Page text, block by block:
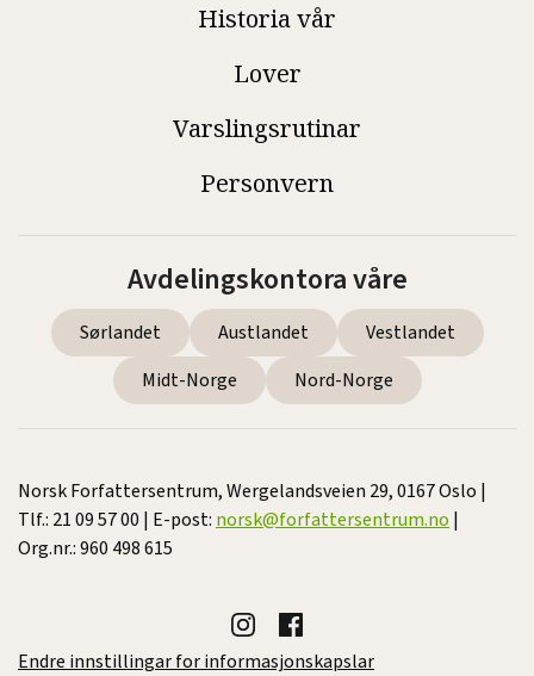
Historia vår
Lover
Varslingsrutinar
Personvern
Avdelingskontora våre
Sørlandet Austlandet
Vestlandet
Midt-Norge
Nord-Norge
Norsk Forfattersentrum, Wergelandsveien 29, 0167 Oslo |
Tlf.: 21 09 57 00 | E-post: norsk@forfattersentrum.no |
Org.nr.: 960 498 615
Endre innstillingar for informasjonskapslar